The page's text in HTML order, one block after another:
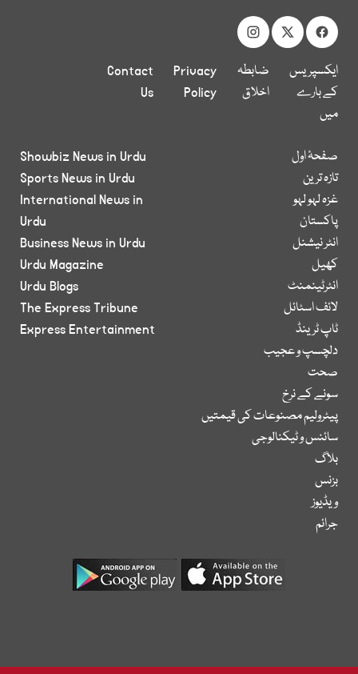
ایکسپریس
کے بارے
میں
ضابطہ
اخلاق
Privacy
Policy
Contact
Us
صفحۂ اول
تازہ ترین
غزہ لہو لہو
پاکستان
انٹر نیشنل
کھیل
انٹرٹینمنٹ
لائف اسٹائل
ٹاپ ٹرینڈ
دلچسپ و عجیب
صحت
سونے کے نرخ
پیٹرولیم مصنوعات کی قیمتیں
سائنس و ٹیکنالوجی
بلاگ
بزنس
ویڈیوز
جرائم
Showbiz News in Urdu
Sports News in Urdu
International News in
Urdu
Business News in Urdu
Urdu Magazine
Urdu Blogs
The Express Tribune
Express Entertainment